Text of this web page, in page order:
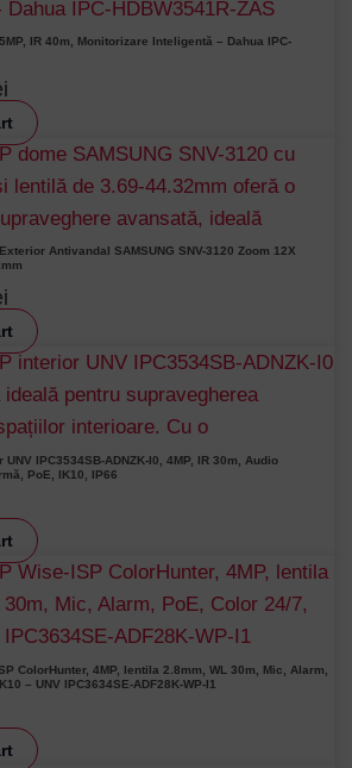
IR 40m, Monitorizare Inteligentă – Dahua IPC-
Antivandal SAMSUNG SNV-3120 Zoom 12X
IPC3534SB-ADNZK-I0, 4MP, IR 30m, Audio
PoE, IK10, IP66
ColorHunter, 4MP, lentila 2.8mm, WL 30m, Mic, Alarm,
– UNV IPC3634SE-ADF28K-WP-I1